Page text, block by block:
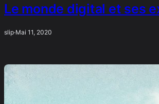
Le monde digital et ses
slip·Mai 11, 2020